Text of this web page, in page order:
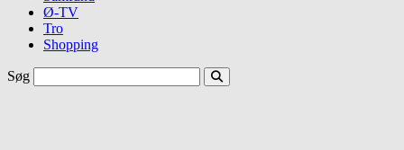
Ø-TV
Tro
Shopping
Søg